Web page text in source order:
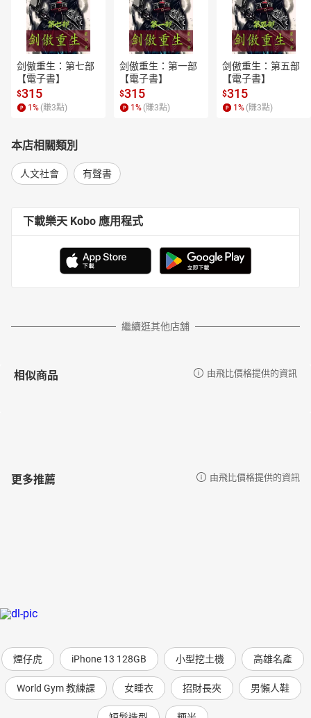
剑傲重生：第七部
【電子書】
$315
1 % (賺3點)
剑傲重生：第一部
【電子書】
$315
1 % (賺3點)
剑傲重生：第五部
【電子書】
$315
1 % (賺3點)
本店相關類別
人文社會 有聲書
下載樂天 Kobo 應用程式
繼續逛其他店舖
相似商品 由飛比價格提供的資訊
更多推薦 由飛比價格提供的資訊
煙仔虎 iPhone 13 128GB 小型挖土機 高雄名產
World Gym 教練課 女睡衣 招財長夾 男懶人鞋